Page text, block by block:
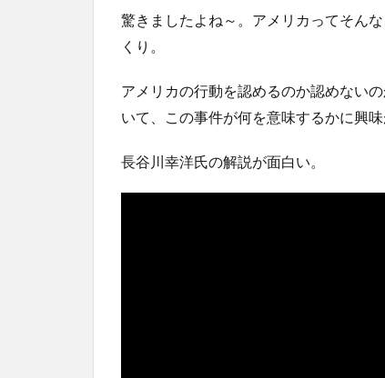
驚きましたよね～。アメリカってそん
くり。
アメリカの行動を認めるのか認めない
いて、この事件が何を意味するかに興味
長谷川幸洋氏の解説が面白い。